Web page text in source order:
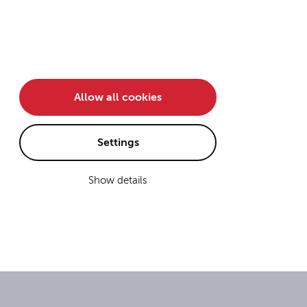
Allow all cookies
Settings
Show details
Kontakt